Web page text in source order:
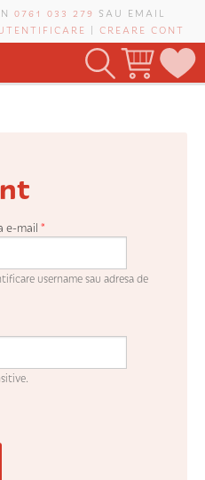
0761 033 279 SAU EMAIL
| CREARE CONT
DE-VIE
e-mail *
username sau adresa de